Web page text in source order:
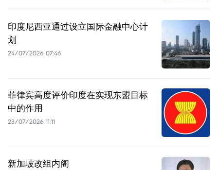
印度尼西亚通过设立国际金融中心计
划
24/07/2026 07:46
菲律宾高度评价印度在实现东盟目标
中的作用
23/07/2026 11:11
新加坡改组内阁